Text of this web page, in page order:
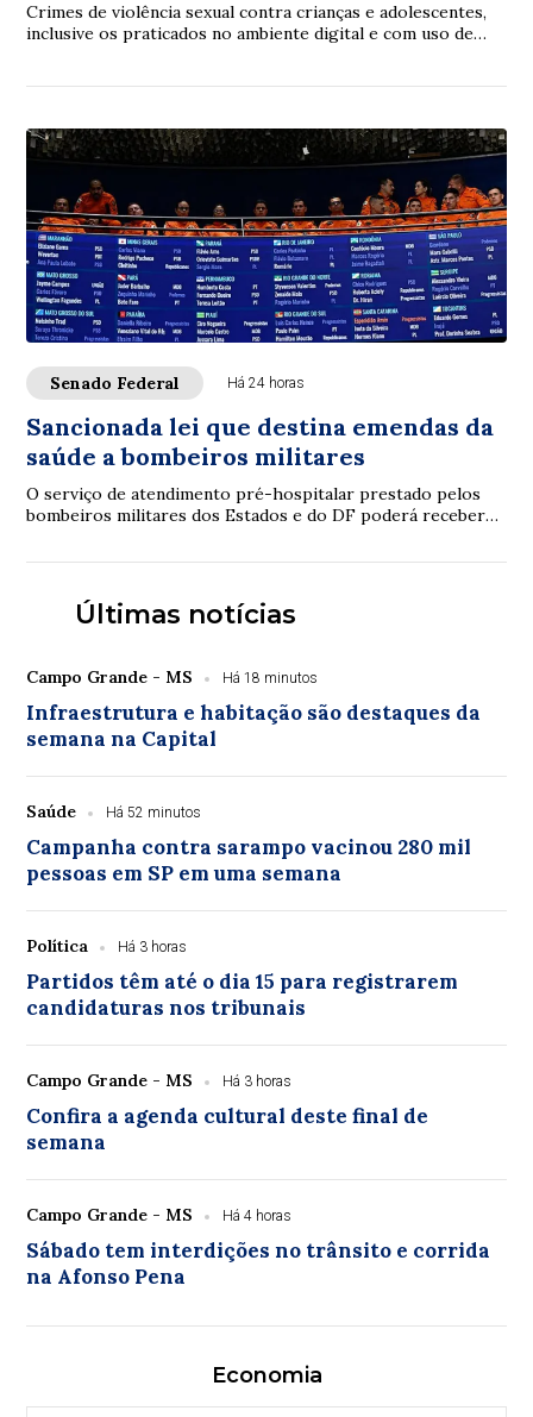
Crimes de violência sexual contra crianças e adolescentes,
inclusive os praticados no ambiente digital e com uso de
Senado Federal Há 24 horas
Sancionada lei que destina emendas da
saúde a bombeiros militares
O serviço de atendimento pré-hospitalar prestado pelos
bombeiros militares dos Estados e do DF poderá receber
Últimas notícias
Campo Grande - MS Há 18 minutos
Infraestrutura e habitação são destaques da
semana na Capital
Saúde Há 52 minutos
Campanha contra sarampo vacinou 280 mil
pessoas em SP em uma semana
Política Há 3 horas
Partidos têm até o dia 15 para registrarem
candidaturas nos tribunais
Campo Grande - MS Há 3 horas
Confira a agenda cultural deste final de
semana
Campo Grande - MS Há 4 horas
Sábado tem interdições no trânsito e corrida
na Afonso Pena
Economia